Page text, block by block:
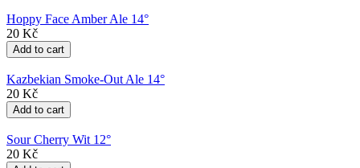
Hoppy Face Amber Ale 14°
20 Kč
Kazbekian Smoke-Out Ale 14°
20 Kč
Sour Cherry Wit 12°
20 Kč